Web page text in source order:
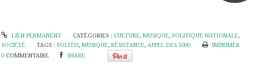
LIEN PERMANENT CATÉGORIES : CULTURE, MUSIQUE, POLITIQUE NATIONALE,
SOCIÉTÉ
TAGS :POLITIS,MUSIQUE,RÉSISTANCE,APPEL DES 1000
IMPRIMER
0 COMMENTAIRE SHARE